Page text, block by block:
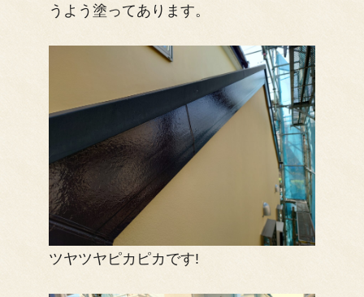
うよう塗ってあります。
ツヤツヤピカピカです!